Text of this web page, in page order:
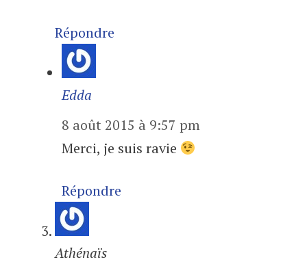
Répondre
Edda
8 août 2015 à 9:57 pm
Merci, je suis ravie
Répondre
Athénaïs